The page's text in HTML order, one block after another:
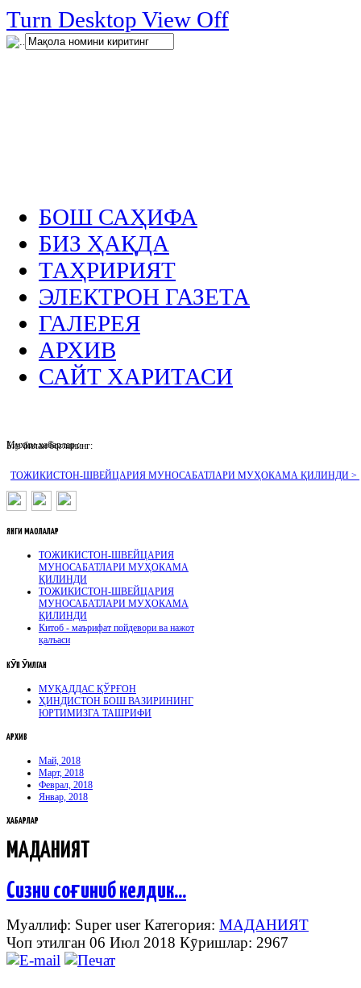
Turn Desktop View Off
.
БОШ САҲИФА
БИЗ ҲАҚДА
ТАҲРИРИЯТ
ЭЛЕКТРОН ГАЗЕТА
ГАЛЕРЕЯ
АРХИВ
САЙТ ХАРИТАСИ
Муҳим хабарлар :
ТОЖИКИСТОН-ШВЕЙЦАРИЯ МУНОСАБАТЛАРИ МУҲОКАМА ҚИЛИНДИ >
Биз билан боғланинг:
ЯНГИ МАҚОЛАЛАР
ТОЖИКИСТОН-ШВЕЙЦАРИЯ
МУНОСАБАТЛАРИ МУҲОКАМА
ҚИЛИНДИ
ТОЖИКИСТОН-ШВЕЙЦАРИЯ
МУНОСАБАТЛАРИ МУҲОКАМА
ҚИЛИНДИ
Китоб - маърифат пойдевори ва нажот
қалъаси
КӮП ӮҚИЛГАН
МУҚАДДАС ҚЎРҒОН
ҲИНДИСТОН БОШ ВАЗИРИНИНГ
ЮРТИМИЗГА ТАШРИФИ
АРХИВ
Май, 2018
Март, 2018
Феврал, 2018
Январ, 2018
ХАБАРЛАР
МАДАНИЯТ
Сизни соғиниб келдик...
Муаллиф: Super userКатегория: МАДАНИЯТ
Чоп этилган 06 Июл 2018 Кӯришлар: 2967